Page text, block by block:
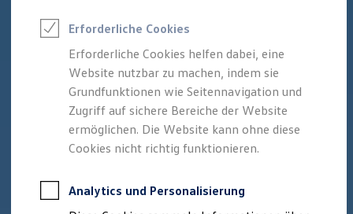
Elektroauto Leasing
Kleinwagen-Leasing
Leasing ohne Anzahlung
Finanzierung
Autokredit mit Schlussrate
Versicherungen und Garantien
Kfz-Versicherung
Restschuldversicherungen
Garantien
Professional Class bei Volkswagen
Erforderliche Cookies
Erforderliche Cookies helfen dabei, eine
Website nutzbar zu machen, indem sie
Grundfunktionen wie Seitennavigation und
Zugriff auf sichere Bereiche der Website
ermöglichen. Die Website kann ohne diese
Cookies nicht richtig funktionieren.
Analytics und Personalisierung